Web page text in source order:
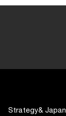
Strategy& Japan